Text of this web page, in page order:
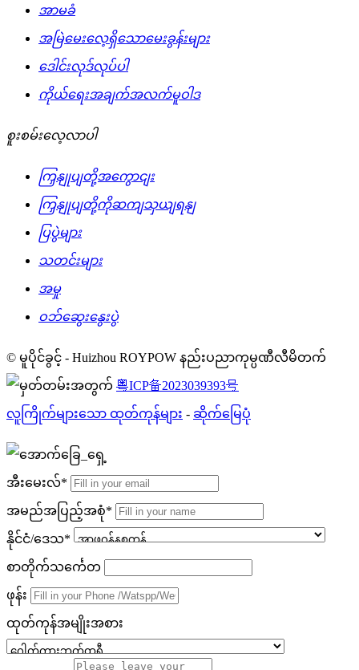
အာမခံ
အမြဲမေးလေ့ရှိသောမေးခွန်းများ
ဒေါင်းလုဒ်လုပ်ပါ
ကိုယ်ရေးအချက်အလက်မူဝါဒ
စူးစမ်းလေ့လာပါ
ကြှနျုပျတို့အကွောငျး
ကြှနျုပျတို့ကိုဆကျသှယျရနျ
ပြပွဲများ
သတင်းများ
အမှု
ဝဘ်ဆွေးနွေးပွဲ
© မူပိုင်ခွင့် - Huizhou ROYPOW နည်းပညာကုမ္ပဏီလီမိတက်
粤ICP备2023039393号
လူကြိုက်များသော ထုတ်ကုန်များ - ဆိုက်မြေပုံ
အီးမေးလ်*
အမည်အပြည့်အစုံ*
နိုင်ငံ/ဒေသ*
စာတိုက်သင်္ကေတ
ဖုန်း
ထုတ်ကုန်အမျိုးအစား